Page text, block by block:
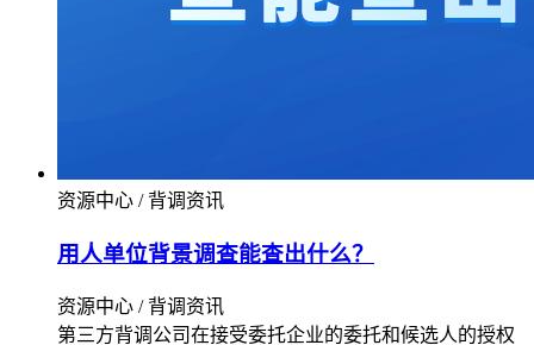
资源中心 / 背调资讯
用人单位背景调查能查出什么？
资源中心 / 背调资讯
第三方背调公司在接受委托企业的委托和候选人的授权